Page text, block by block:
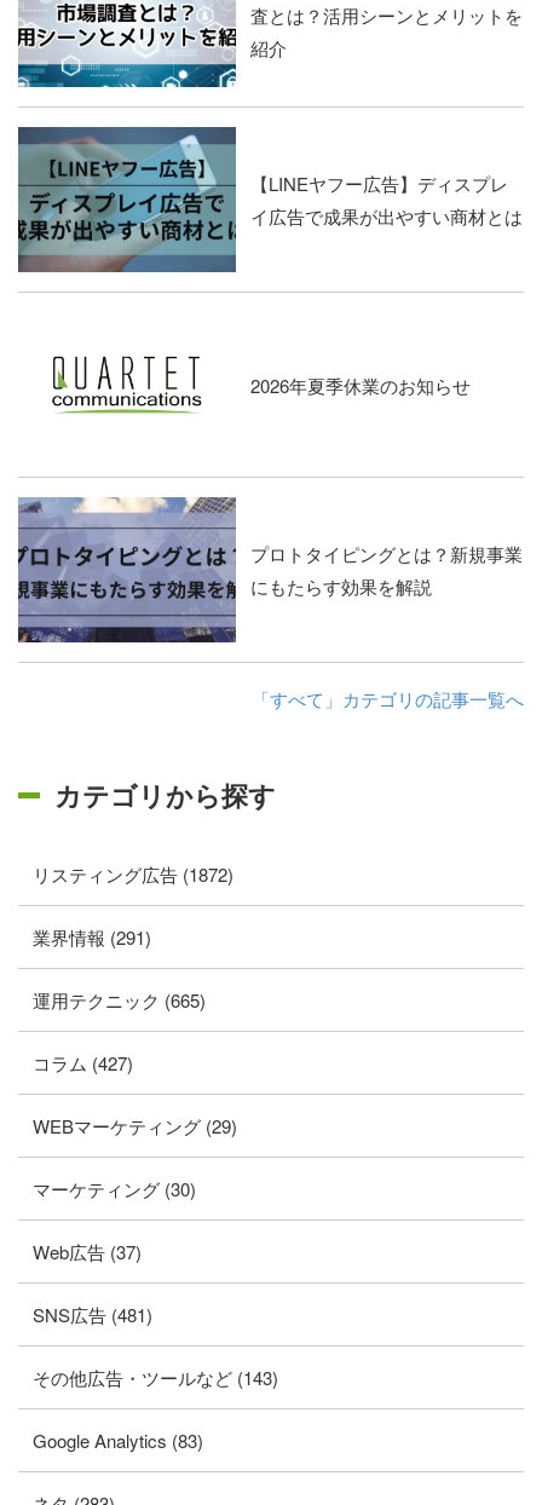
査とは？活用シーンとメリットを
紹介
【LINEヤフー広告】ディスプレ
イ広告で成果が出やすい商材とは
2026年夏季休業のお知らせ
プロトタイピングとは？新規事業
にもたらす効果を解説
「すべて」カテゴリの記事一覧へ
カテゴリから探す
リスティング広告 (1872)
業界情報 (291)
運用テクニック (665)
コラム (427)
WEBマーケティング (29)
マーケティング (30)
Web広告 (37)
SNS広告 (481)
その他広告・ツールなど (143)
Google Analytics (83)